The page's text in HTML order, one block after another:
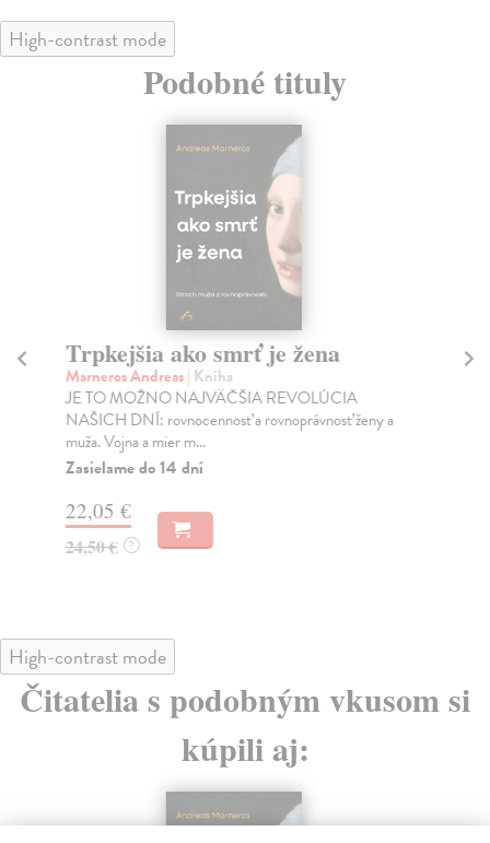
High-contrast mode
Podobné tituly
Trpkejšia ako smrť je žena
Marneros Andreas| Kniha
JE TO MOŽNO NAJVÄČŠIA REVOLÚCIA
NAŠICH DNÍ: rovnocennosť a rovnoprávnosť ženy a
muža. Vojna a mier m...
Zasielame do 14 dní
22,05 €
24,50 € ?
High-contrast mode
Čitatelia s podobným vkusom si
kúpili aj: